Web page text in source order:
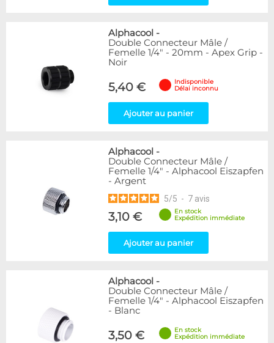
Alphacool -
Double Connecteur Mâle /
Femelle 1/4" - 20mm - Apex Grip -
Noir
5,40 €
Indisponible
Délai inconnu
Ajouter au panier
Alphacool -
Double Connecteur Mâle /
Femelle 1/4" - Alphacool Eiszapfen
- Argent
5/5 - 7 avis
3,10 €
En stock
Expédition immédiate
Ajouter au panier
Alphacool -
Double Connecteur Mâle /
Femelle 1/4" - Alphacool Eiszapfen
- Blanc
3,50 €
En stock
Expédition immédiate